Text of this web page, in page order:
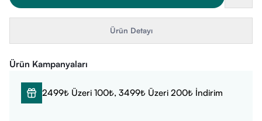
Ürün Detayı
Ürün Kampanyaları
2499₺ Üzeri 100₺, 3499₺ Üzeri 200₺ İndirim